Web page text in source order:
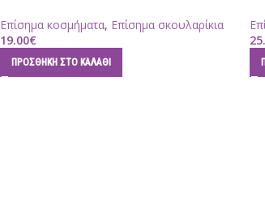
Επίσημα κοσμήματα, Επίσημα σκουλαρίκια
19.00€
ΠΡΟΣΘΉΚΗ ΣΤΟ ΚΑΛΆΘΙ